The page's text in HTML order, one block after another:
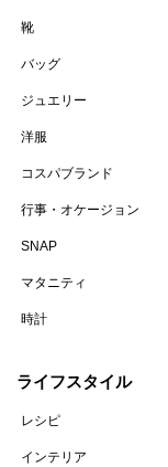
靴
バッグ
ジュエリー
洋服
コスパブランド
行事・オケージョン
SNAP
マタニティ
時計
ライフスタイル
レシピ
インテリア